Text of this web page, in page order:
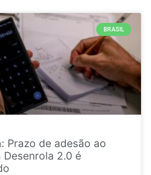
BRASIL
Prazo de adesão ao
Desenrola 2.0 é